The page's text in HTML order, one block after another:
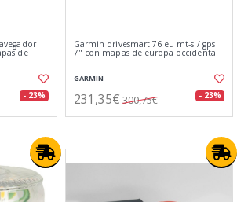
de
- 23%
Garmin drivesmart 76 eu mt-s / gps
7" con mapas de europa occidental
GARMIN
231,35€ 300,75€ - 23%